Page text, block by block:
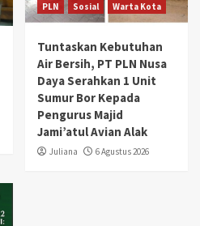
PLN Sosial Warta Kota
Tuntaskan Kebutuhan
Air Bersih, PT PLN Nusa
Daya Serahkan 1 Unit
Sumur Bor Kepada
Pengurus Majid
Jami’atul Avian Alak
Juliana 6 Agustus 2026